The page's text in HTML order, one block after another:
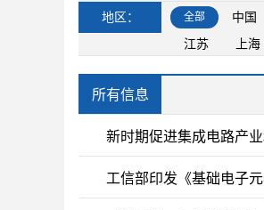
地区： 全部 中国
江苏
上海
所有信息
新时期促进集成电路产
工信部印发《基础电子